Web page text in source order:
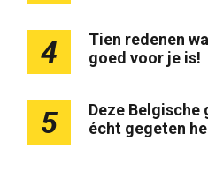
4
Tien redenen
goed voor je is!
5
Deze
écht gegeten